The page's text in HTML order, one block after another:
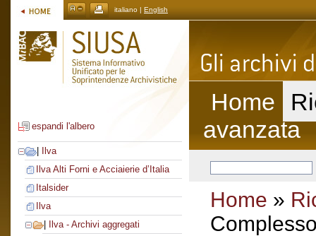
italiano | English
espandi l'albero
Ilva
Ilva Alti Forni e Acciaierie d’Italia
Italsider
Ilva
Ilva - Archivi aggregati
Home
avanzata
Home »